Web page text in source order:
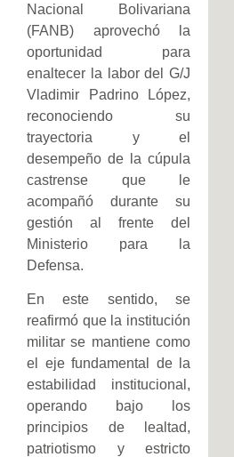
Nacional Bolivariana
(FANB) aprovechó la
oportunidad para
enaltecer la labor del G/J
Vladimir Padrino López,
reconociendo su
trayectoria y el
desempeño de la cúpula
castrense que le
acompañó durante su
gestión al frente del
Ministerio para la
Defensa.
En este sentido, se
reafirmó que la institución
militar se mantiene como
el eje fundamental de la
estabilidad institucional,
operando bajo los
principios de lealtad,
patriotismo y estricto